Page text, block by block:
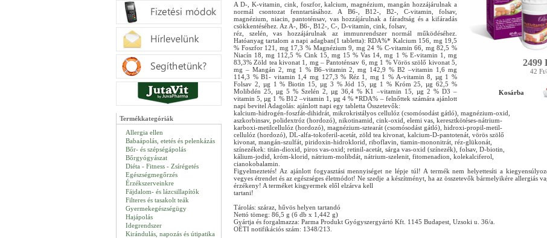
Termékkategóriák
Allergia ellen
Babaápolás, etetés és pelenkázás
Bőr- és szépségápolás
Bőrgyógyászat
Diéta - Fitness - Zsírégetés
Egészségmegőrzés
Érzékszerveinkre
Fájdalom- és lázcsillapítók
Filteres és tasakolt teák
Gyermekegészségügy
Hajápolás
Idegrendszer
Kirándulás, napozás és útipatika
2499
42 Ft/
Kosárba
A D-, K-vitamin, cink, foszfor, kalcium, magnézium, mangán hozzájárulnak a
normál csontozat fenntartásához. A B6-, B12-, B2-, C-vitamin, folsav,
magnézium, niacin, pantoténsav, vas hozzájárulnak a fáradtság és a kifáradás
csökkentéséhez. Az A-, B6-, B12-, C-, D-vitamin, cink, folsav,
réz, szelén, vas hozzájárulnak az immunrendszer normál működéséhez.
Hatóanyag tartalom a napi adagban(1 tabletta): RDA%* Kalcium 156, mg 19,5
% Foszfor 121, mg 17,3 % Magnézium 9, mg 24 % C-vitamin 66, mg 82,5 %
Niacín 18, mg 112,5 % Cink 15, mg 15 % Vas 14, mg 1 % E-vitamin 1, mg
83,3% Zöld tea kivonat 1, mg – Pantoténsav 6, mg 1 % Vörös szölő kivonat 5,
mg – Mangán 2, mg 1 % B6–vitamin 2, mg 142,9 % B2 –vitamin 1,6 mg
114,3 % B1- vitamin 1,4 mg 127,3 % Réz 1, mg 1 % A-vitamin 8, µg 1 %
Folsav 2, µg 1 % Biotin 15, µg 3 % Jód 15, µg 1 % Króm 25, µg 62,5 %
Molibdén 25, µg 5 % Szelén 2, µg 36,4 % K1 –vitamin 15, µg 2 % D3 –
vitamin 5, µg 1 % B12 –vitamin 1, µg 4 % *RDA% – felnőttek számára ajánlott
napi bevitel Adagolás: ajánlott napi egy tabletta Összetevők:
kalcium-hidrogén-foszfát-dihidrát, mikrokristályos cellulóz (csomósodást gátló), magnézium-oxid,
aszkorbinsav, polidextróz (hordozó), nikotinamid, cink-oxid, elemi vas, keresztkötéses-nátrium-
karboxi-metilcellulóz (hordozó), magnézium-sztearát (csomósodást gátló), hidroxi-propil-metil-
cellulóz (hordozó), DL-alfa-tokoferil-acetát, zöld tea kivonat, kalcium-D-pantotenát, vörös szölő
kivonat, mangán-szulfát, piridoxin-hidroklorid, riboflavin, tiamin-mononitrát, réz-glükonát,
színezékek: titán-dioxid, piros vas-oxid; retinil-acetát, sárga vas-oxid (színezék), folsav, D-biotin,
kálium-jodid, króm-klorid, nátrium-molibdát, nátrium-szelenit, fitomenadion, kolekalciferol,
cianokobalamin.
Figyelmeztetés! Az ajánlott fogyasztási mennyiséget ne lépje túl! A termék nem helyettesíti a
vegyes étrendet és az egészséges életmódot! Ne szedje a készítményt, ha az összetevők bármelyikére allergiás
érzékeny! A terméket kisgyermek elől elzárva kell
tartani!
Tárolás: száraz, hűvös helyen tartandó
Nettó tömeg: 86,5 g (6 db x 1,442 g)
Gyártja és forgalmazza: Parma Produkt Gyógyszergyártó Kft. 1145 Budapest, Uzsoki u. 36/a.
OÉTI notifikációs szám: 1348/213.